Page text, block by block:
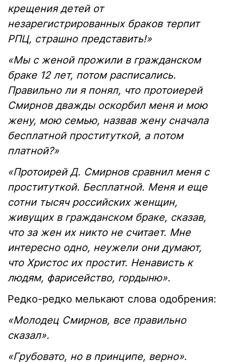
крещения детей от
незарегистрированных браков терпит
РПЦ, страшно представить!»
«Мы с женой прожили в гражданском
браке 12 лет, потом расписались.
Правильно ли я понял, что протоиерей
Смирнов дважды оскорбил меня и мою
жену, мою семью, назвав жену сначала
бесплатной проституткой, а потом
платной?»
«Протоирей Д. Смирнов сравнил меня с
проституткой. Бесплатной. Меня и еще
сотни тысяч российских женщин,
живущих в гражданском браке, сказав,
что за жен их никто не считает. Мне
интересно одно, неужели они думают,
что Христос их простит. Ненависть к
людям, фарисейство, гордыню».
Редко-редко мелькают слова одобрения:
«Молодец Смирнов, все правильно
сказал».
«Грубовато, но в принципе, верно».